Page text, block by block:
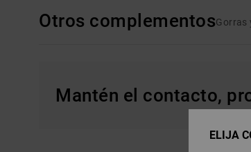
Otros complementosGorras
Mantén el contacto,
ELIJA